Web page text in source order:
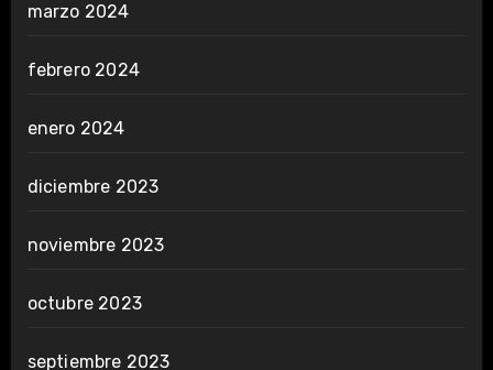
marzo 2024
febrero 2024
enero 2024
diciembre 2023
noviembre 2023
octubre 2023
septiembre 2023